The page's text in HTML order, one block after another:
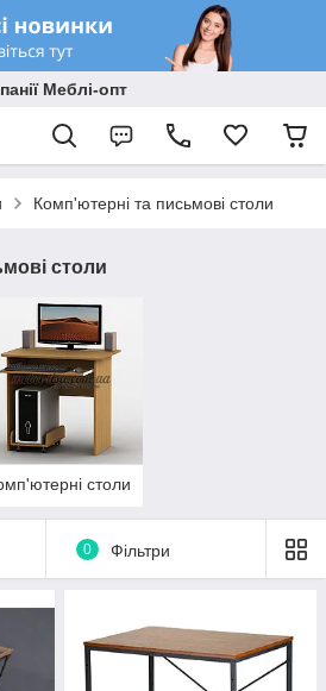
Меблі-опт
Комп'ютерні та письмові столи
столи
столи
0 Фільтри